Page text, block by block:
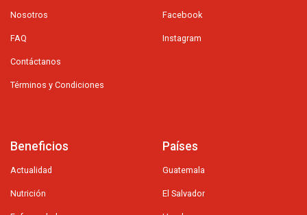
Nosotros
FAQ
Contáctanos
Términos y Condiciones
Facebook
Instagram
Beneficios
Actualidad
Nutrición
Países
Guatemala
El Salvador